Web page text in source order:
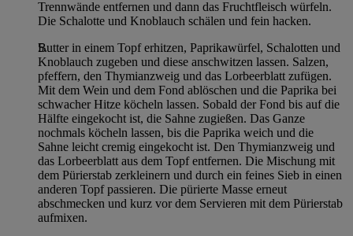
Trennwände entfernen und dann das Fruchtfleisch würfeln.
Die Schalotte und Knoblauch schälen und fein hacken.
Butter in einem Topf erhitzen, Paprikawürfel, Schalotten und
Knoblauch zugeben und diese anschwitzen lassen. Salzen,
pfeffern, den Thymianzweig und das Lorbeerblatt zufügen.
Mit dem Wein und dem Fond ablöschen und die Paprika bei
schwacher Hitze köcheln lassen. Sobald der Fond bis auf die
Hälfte eingekocht ist, die Sahne zugießen. Das Ganze
nochmals köcheln lassen, bis die Paprika weich und die
Sahne leicht cremig eingekocht ist. Den Thymianzweig und
das Lorbeerblatt aus dem Topf entfernen. Die Mischung mit
dem Pürierstab zerkleinern und durch ein feines Sieb in einen
anderen Topf passieren. Die pürierte Masse erneut
abschmecken und kurz vor dem Servieren mit dem Pürierstab
aufmixen.